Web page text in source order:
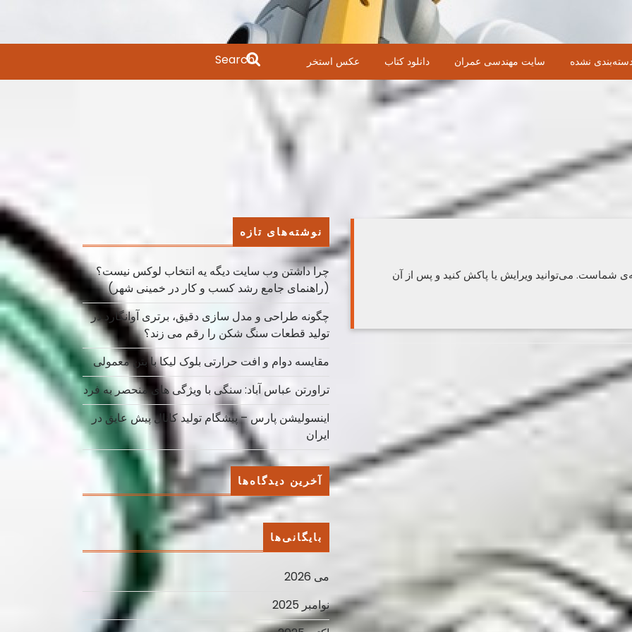
نشده سایت مهندسی عمران دانلود کتاب عکس استخر
Search
for:
شماست. می‌توانید ویرایش یا پاکش کنید و پس از آن
نوشته‌های تازه
چرا داشتن وب سایت دیگه یه انتخاب لوکس نیست؟
(راهنمای جامع رشد کسب ‌و کار در خمینی ‌شهر)
چگونه طراحی و مدل سازی دقیق، برتری آوانگارد در
تولید قطعات سنگ شکن را رقم می زند؟
مقایسه دوام و افت حرارتی بلوک لیکا با بتن معمولی
تراورتن عباس آباد: سنگی با ویژگی های منحصر به فرد
اینسولیشن پارس – پیشگام تولید کانال پیش عایق در
ایران
آخرین دیدگاه‌ها
بایگانی‌ها
می 2026
نوامبر 2025